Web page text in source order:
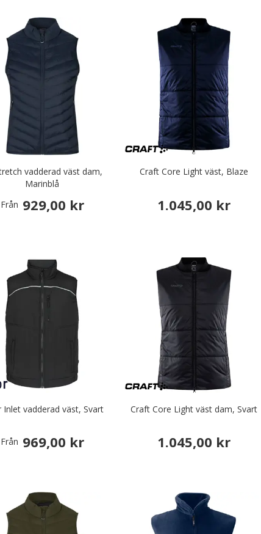
vadderad väst dam,
Marinblå
Från 929,00 kr
Craft Core Light väst, Blaze
1.045,00 kr
Inlet vadderad väst, Svart
Från 969,00 kr
Craft Core Light väst dam, Svart
1.045,00 kr